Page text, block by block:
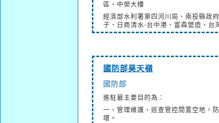
區、中榮大樓
經濟部水利署第四河川局、南投縣政
子、日商清水-台中港、富森營造、台
國防部昊天嶺
國防部
進駐最主要目的為：
一、管理維護、巡查管控閒置空地，
壞。